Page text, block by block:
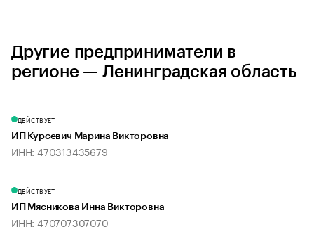
Другие предприниматели в
регионе — Ленинградская область
ДЕЙСТВУЕТ
ИП Курсевич Марина Викторовна
ИНН: 470313435679
ДЕЙСТВУЕТ
ИП Мясникова Инна Викторовна
ИНН: 470707307070